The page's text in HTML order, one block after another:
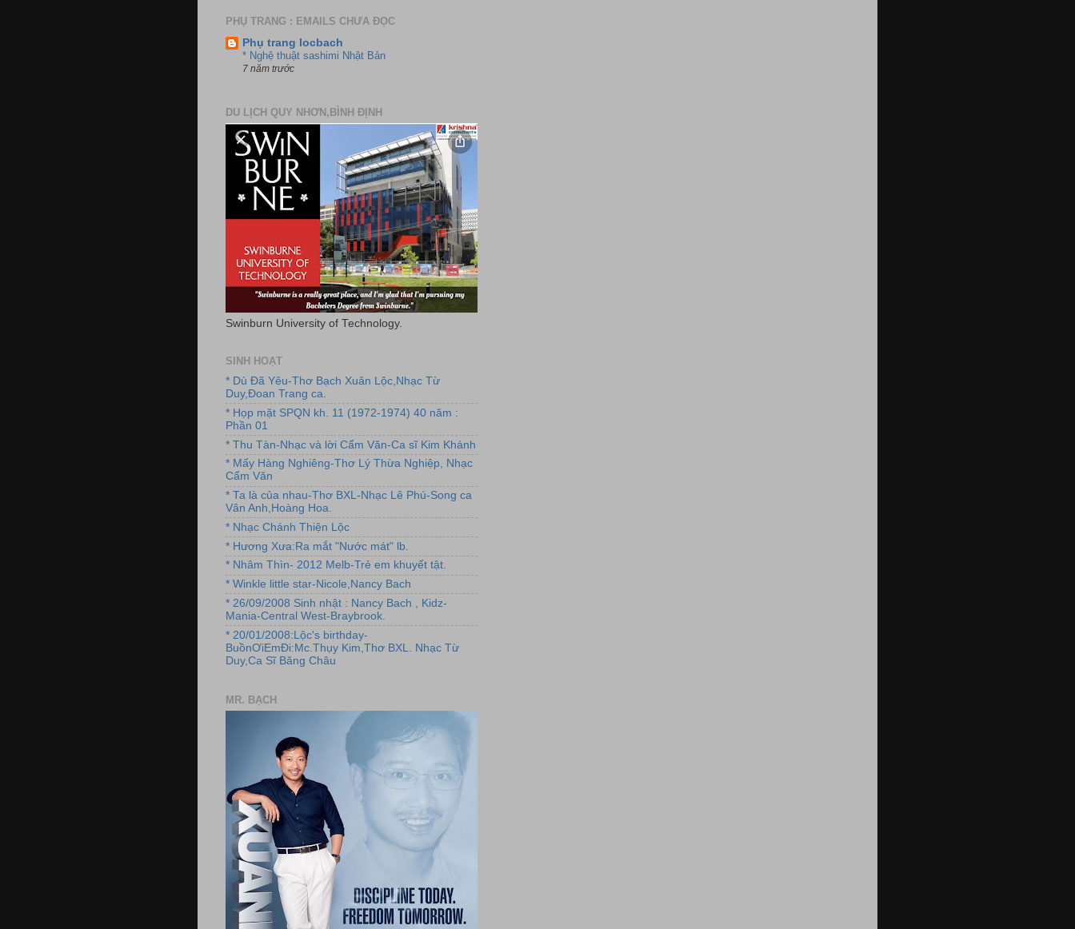
PHỤ TRANG : EMAILS CHƯA ĐỌC
Phụ trang locbach
* Nghệ thuật sashimi Nhật Bản
7 năm trước
DU LỊCH QUY NHƠN,BÌNH ĐỊNH
Swinburn University of Technology.
SINH HOẠT
* Dù Đã Yêu-Thơ Bạch Xuân Lộc,Nhạc Từ
Duy,Đoan Trang ca.
* Họp mặt SPQN kh. 11 (1972-1974) 40 năm :
Phần 01
* Thu Tàn-Nhạc và lời Cẩm Văn-Ca sĩ Kim Khánh
* Mấy Hàng Nghiêng-Thơ Lý Thừa Nghiệp, Nhạc
Cẩm Văn
* Ta là của nhau-Thơ BXL-Nhạc Lê Phú-Song ca
Vân Anh,Hoàng Hoa.
* Nhạc Chánh Thiện Lộc
* Hương Xưa:Ra mắt "Nước mát" lb.
* Nhâm Thìn- 2012 Melb-Trẻ em khuyết tật.
* Winkle little star-Nicole,Nancy Bach
* 26/09/2008 Sinh nhật : Nancy Bach , Kidz-
Mania-Central West-Braybrook.
* 20/01/2008:Lộc's birthday-
BuồnƠiEmĐi:Mc.Thụy Kim,Thơ BXL. Nhạc Từ
Duy,Ca Sĩ Băng Châu
MR. BẠCH